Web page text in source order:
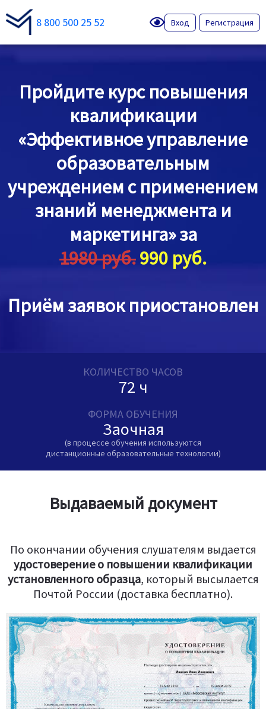
8 800 500 25 52 Вход Регистрация
Пройдите курс повышения
квалификации
«Эффективное управление
образовательным
учреждением с применением
знаний менеджмента и
маркетинга» за
1980 руб.990 руб.
Приём заявок приостановлен
КОЛИЧЕСТВО ЧАСОВ
72 ч
ФОРМА ОБУЧЕНИЯ
Заочная
(в процессе обучения используются
дистанционные образовательные технологии)
Выдаваемый документ
По окончании обучения слушателям выдается
удостоверение о повышении квалификации
установленного образца, который высылается
Почтой России (доставка бесплатно).